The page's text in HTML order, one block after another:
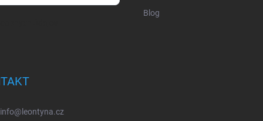
Blog
info@ leontyna.cz